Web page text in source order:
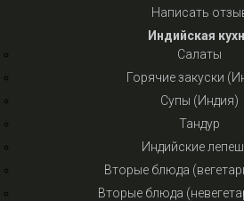
Написать
Индийская
Салаты
Горячие закуски
Супы (Индия)
Тандур
Индийские
Вторые блюда
Вторые блюда